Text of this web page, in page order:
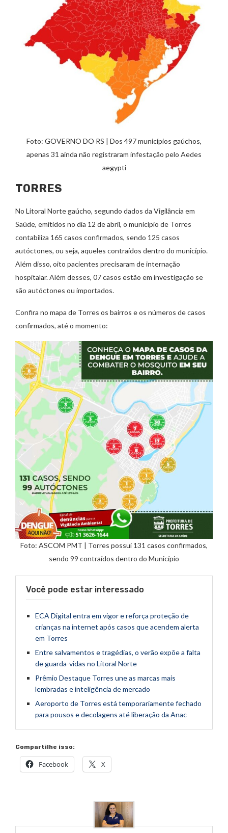
Foto: GOVERNO DO RS | Dos 497 municípios gaúchos,
apenas 31 ainda não registraram infestação pelo Aedes
aegypti
TORRES
No Litoral Norte gaúcho, segundo dados da Vigilância em
Saúde, emitidos no dia 12 de abril, o município de Torres
contabiliza 165 casos confirmados, sendo 125 casos
autóctones, ou seja, aqueles contraídos dentro do município.
Além disso, oito pacientes precisaram de internação
hospitalar. Além desses, 07 casos estão em investigação se
são autóctones ou importados.
Confira no mapa de Torres os bairros e os números de casos
confirmados, até o momento:
Foto: ASCOM PMT | Torres possui 131 casos confirmados,
sendo 99 contraídos dentro do Município
Você pode estar interessado
ECA Digital entra em vigor e reforça proteção de
crianças na internet após casos que acendem alerta
em Torres
Entre salvamentos e tragédias, o verão expõe a falta
de guarda-vidas no Litoral Norte
Prêmio Destaque Torres une as marcas mais
lembradas e inteligência de mercado
Aeroporto de Torres está temporariamente fechado
para pousos e decolagens até liberação da Anac
Compartilhe isso:
Facebook X